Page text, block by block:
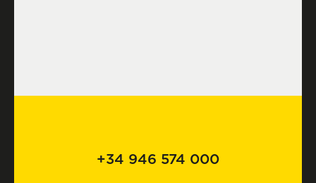
+34 946 574 000